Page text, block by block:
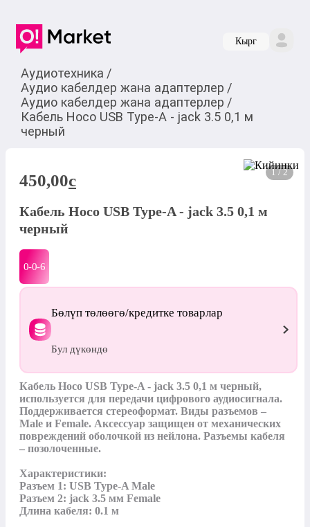
Кырг
Аудиотехника /
Аудио кабелдер жана адаптерлер /
Аудио кабелдер жана адаптерлер /
Кабель Hoco USB Type-A - jack 3.5 0,1 м
черный
1 / 2
450,00c
Кабель Hoco USB Type-A - jack 3.5 0,1 м
черный
0-0-6
Бөлүп төлөөгө/кредитке товарлар
Бул дүкөндө
Кабель Hoco USB Type-A - jack 3.5 0,1 м черный,
используется для передачи цифрового аудиосигнала.
Поддерживается стереоформат. Виды разъемов –
Male и Female. Аксессуар защищен от механических
повреждений оболочкой из нейлона. Разъемы кабеля
– позолоченные.
Характеристики:
Разъем 1: USB Type-A Male
Разъем 2: jack 3.5 мм Female
Длина кабеля: 0.1 м